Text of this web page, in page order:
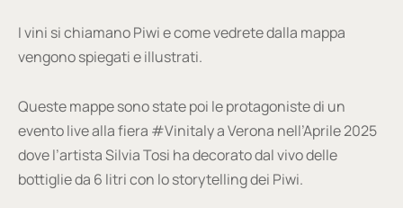
I vini si chiamano Piwi e come vedrete dalla mappa
vengono spiegati e illustrati.
Queste mappe sono state poi le protagoniste di un
evento live alla fiera #Vinitaly a Verona nell’Aprile 2025
dove l’artista Silvia Tosi ha decorato dal vivo delle
bottiglie da 6 litri con lo storytelling dei Piwi.